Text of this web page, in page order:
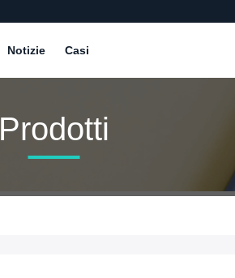
Notizie Casi
Prodotti